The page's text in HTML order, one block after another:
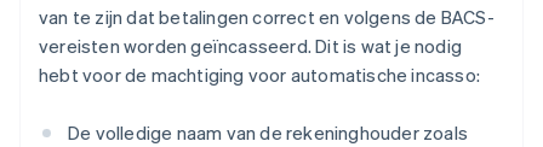
van te zijn dat betalingen correct en volgens de BACS-
vereisten worden geïncasseerd. Dit is wat je nodig
hebt voor de machtiging voor automatische incasso:
De volledige naam van de rekeninghouder zoals